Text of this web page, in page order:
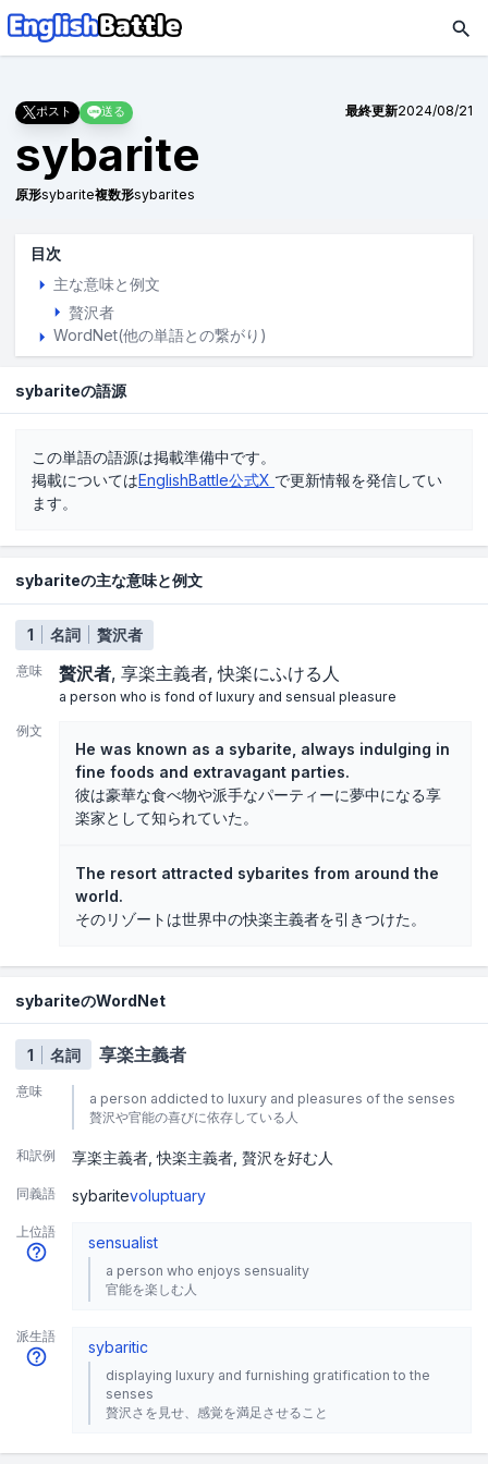
ポスト 送る 最終更新2024/08/21
sybarite
原形sybarite複数形sybarites
目次
主な意味と例文
贅沢者
WordNet(他の単語との繋がり)
sybariteの語源
この単語の語源は掲載準備中です。
掲載についてはEnglishBattle公式X で更新情報を発信してい
ます。
sybariteの主な意味と例文
1 名詞 贅沢者
意味 贅沢者 享楽主義者 快楽にふける人
a person who is fond of luxury and sensual pleasure
例文
He was known as a sybarite, always indulging in
fine foods and extravagant parties.
彼は豪華な食べ物や派手なパーティーに夢中になる享
楽家として知られていた。
The resort attracted sybarites from around the
world.
そのリゾートは世界中の快楽主義者を引きつけた。
sybariteのWordNet
1 名詞 享楽主義者
意味
a person addicted to luxury and pleasures of the senses
贅沢や官能の喜びに依存している人
和訳例 享楽主義者 快楽主義者 贅沢を好む人
同義語 sybaritevoluptuary
上位語
sensualist
a person who enjoys sensuality
官能を楽しむ人
派生語
sybaritic
displaying luxury and furnishing gratification to the
senses
贅沢さを見せ、感覚を満足させること